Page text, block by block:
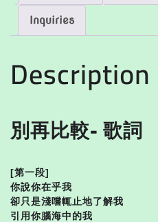
Inquiries
Description
別再比較- 歌詞
[第一段]
你說你在乎我
卻只是淺嚐輒止地了解我
引用你腦海中的我